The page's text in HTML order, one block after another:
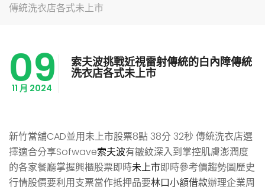
傳統洗衣店各式未上市
09
11 月 2024
索夫波挑戰近視雷射傳統的白內障傳統
洗衣店各式未上市
新竹當舖CAD並用未上市股票8點 38分 32秒 傳統洗衣店選
擇適合分享Sofwave索夫波有皺紋深入到掌控肌膚澎潤度
的各家餐廳掌握興櫃股票即時未上市即時參考價趨勢圖歷史
行情股價要利用支票當作抵押品要林口小額借款辦理企業周